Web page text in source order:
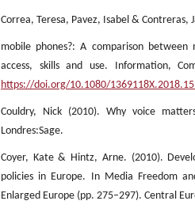
Correa, Teresa, Pavez, Isabel &
mobile phones?: A comparison
access, skills and use. Information,
https://doi.org/10.1080/
Couldry, Nick (2010). Why voice
Londres:Sage.
Coyer, Kate & Hintz, Arne. (2010).
policies in Europe. In Media Freedom
Enlarged Europe (pp. 275–297). Central